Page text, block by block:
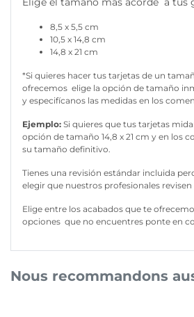
8,5 x 5,5 cm
10,5 x 14,8 cm
14,8 x 21 cm
*Si quieres hacer tus tarjetas de un
ofrecemos elige la opción de tamaño
y especifícanos las medidas en los
Ejemplo: Si quieres que tus tarjetas
opción de tamaño 14,8 x 21 cm y en los
su tamaño definitivo.
Tienes una revisión estándar incluida
elegir que nuestros profesionales revisen
Elige entre los acabados que te
opciones que no encuentres ponte en
Nous recommandons